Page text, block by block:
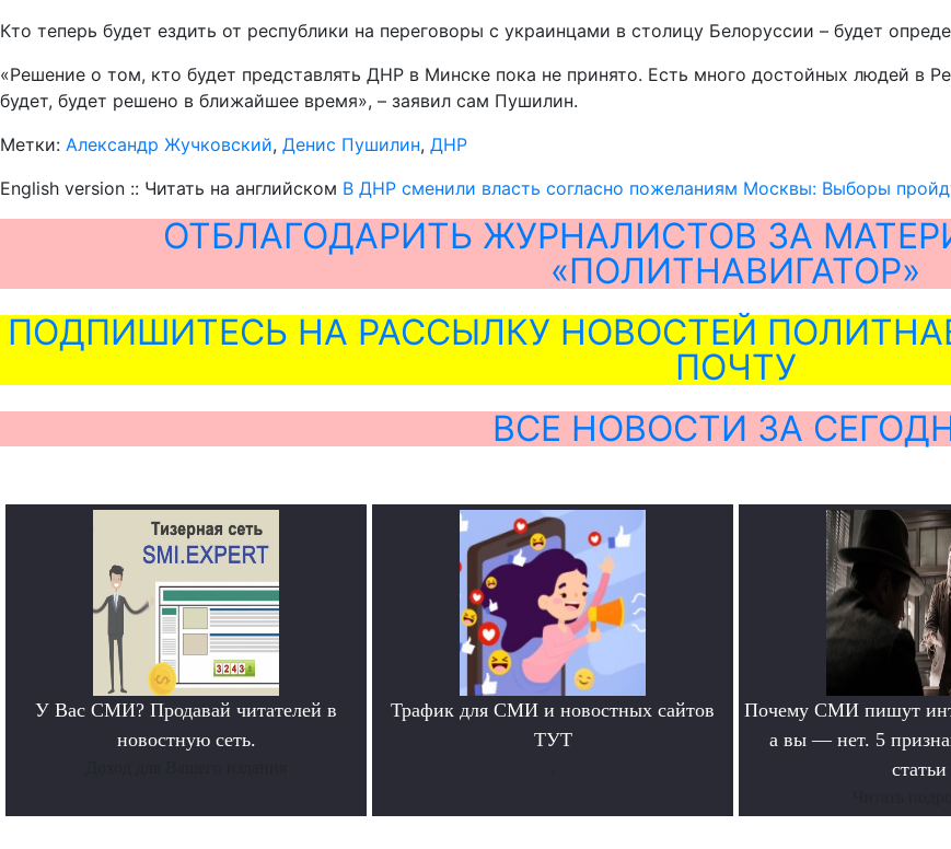
Кто теперь будет ездить от республики на переговоры с украинцами в столицу Белоруссии – будет
«Решение о том, кто будет представлять ДНР в Минске пока не принято. Есть много достойных людей в
будет, будет решено в ближайшее время», – заявил сам Пушилин.
Метки: Александр Жучковский, Денис Пушилин, ДНР
English version :: Читать на английском В ДНР сменили власть согласно пожеланиям Москвы: Выборы
ОТБЛАГОДАРИТЬ ЖУРНАЛИСТОВ ЗА
«ПОЛИТНАВИГАТОР»
ПОДПИШИТЕСЬ НА РАССЫЛКУ НОВОСТЕЙ
ПОЧТУ
ВСЕ НОВОСТИ ЗА
У Вас СМИ? Продавай читателей в
новостную сеть.
Трафик для СМИ и новостных сайтов
ТУТ
Почему СМИ пишут
а вы — нет. 5
статьи